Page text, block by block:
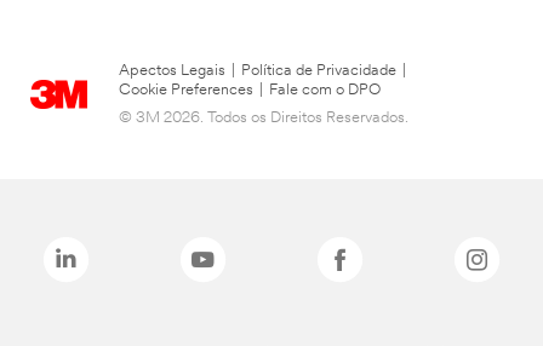
Apectos Legais Política de Privacidade
Cookie Preferences
Fale com o DPO
© 3M 2026. Todos os Direitos Reservados.